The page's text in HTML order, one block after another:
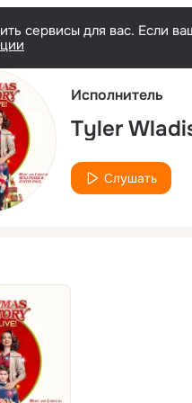
сервисы для вас. Если
Исполнитель
Tyler
Слушать